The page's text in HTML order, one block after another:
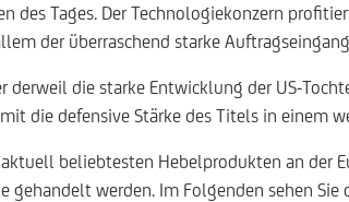
des Tages. Der Technologiekonzern
der überraschend starke
derweil die starke Entwicklung der US-
die defensive Stärke des Titels in einem
beliebtesten Hebelprodukten an der
gehandelt werden. Im Folgenden sehen